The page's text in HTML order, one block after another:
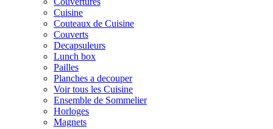
Cuisine
Couteaux de Cuisine
Couverts
Decapsuleurs
Lunch box
Pailles
Planches a decouper
Voir tous les Cuisine
Ensemble de Sommelier
Horloges
Magnets